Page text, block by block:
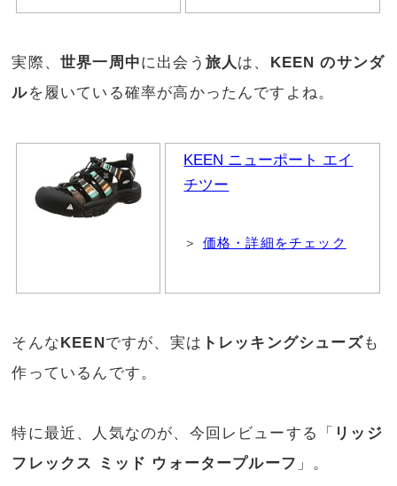
実際、世界一周中に出会う 旅人は、 KEEN のサンダ
ルを履いている確率が高かったんですよね。
KEEN ニューポート エイ
チツー
＞ 価格・詳細をチェック
そんなKEENですが、実は トレッキングシューズも
作っているんです。
特に最近、人気なのが、今回レビューする「 リッジ
フレックス ミッド ウォータープルーフ 」。